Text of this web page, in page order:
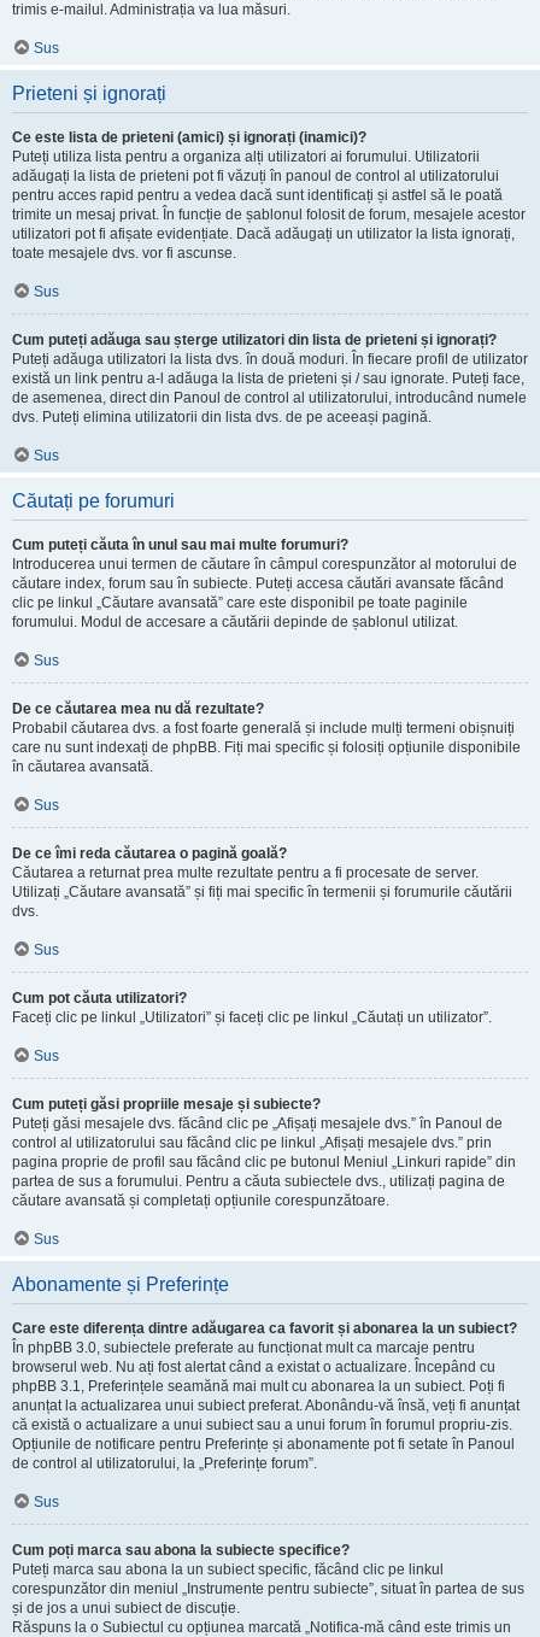
trimis e-mailul. Administrația va lua măsuri.
Sus
Prieteni și ignorați
Ce este lista de prieteni (amici) și ignorați (inamici)?
Puteți utiliza lista pentru a organiza alți utilizatori ai forumului. Utilizatorii
adăugați la lista de prieteni pot fi văzuți în panoul de control al utilizatorului
pentru acces rapid pentru a vedea dacă sunt identificați și astfel să le poată
trimite un mesaj privat. În funcție de șablonul folosit de forum, mesajele acestor
utilizatori pot fi afișate evidențiate. Dacă adăugați un utilizator la lista ignorați,
toate mesajele dvs. vor fi ascunse.
Sus
Cum puteți adăuga sau șterge utilizatori din lista de prieteni și ignorați?
Puteți adăuga utilizatori la lista dvs. în două moduri. În fiecare profil de utilizator
există un link pentru a-l adăuga la lista de prieteni și / sau ignorate. Puteți face,
de asemenea, direct din Panoul de control al utilizatorului, introducând numele
dvs. Puteți elimina utilizatorii din lista dvs. de pe aceeași pagină.
Sus
Căutați pe forumuri
Cum puteți căuta în unul sau mai multe forumuri?
Introducerea unui termen de căutare în câmpul corespunzător al motorului de
căutare index, forum sau în subiecte. Puteți accesa căutări avansate făcând
clic pe linkul „Căutare avansată” care este disponibil pe toate paginile
forumului. Modul de accesare a căutării depinde de șablonul utilizat.
Sus
De ce căutarea mea nu dă rezultate?
Probabil căutarea dvs. a fost foarte generală și include mulți termeni obișnuiți
care nu sunt indexați de phpBB. Fiți mai specific și folosiți opțiunile disponibile
în căutarea avansată.
Sus
De ce îmi reda căutarea o pagină goală?
Căutarea a returnat prea multe rezultate pentru a fi procesate de server.
Utilizați „Căutare avansată” și fiți mai specific în termenii și forumurile căutării
dvs.
Sus
Cum pot căuta utilizatori?
Faceți clic pe linkul „Utilizatori” și faceți clic pe linkul „Căutați un utilizator”.
Sus
Cum puteți găsi propriile mesaje și subiecte?
Puteți găsi mesajele dvs. făcând clic pe „Afișați mesajele dvs.” în Panoul de
control al utilizatorului sau făcând clic pe linkul „Afișați mesajele dvs.” prin
pagina proprie de profil sau făcând clic pe butonul Meniul „Linkuri rapide” din
partea de sus a forumului. Pentru a căuta subiectele dvs., utilizați pagina de
căutare avansată și completați opțiunile corespunzătoare.
Sus
Abonamente și Preferințe
Care este diferența dintre adăugarea ca favorit și abonarea la un subiect?
În phpBB 3.0, subiectele preferate au funcționat mult ca marcaje pentru
browserul web. Nu ați fost alertat când a existat o actualizare. Începând cu
phpBB 3.1, Preferințele seamănă mai mult cu abonarea la un subiect. Poți fi
anunțat la actualizarea unui subiect preferat. Abonându-vă însă, veți fi anunțat
că există o actualizare a unui subiect sau a unui forum în forumul propriu-zis.
Opțiunile de notificare pentru Preferințe și abonamente pot fi setate în Panoul
de control al utilizatorului, la „Preferințe forum”.
Sus
Cum poți marca sau abona la subiecte specifice?
Puteți marca sau abona la un subiect specific, făcând clic pe linkul
corespunzător din meniul „Instrumente pentru subiecte”, situat în partea de sus
și de jos a unui subiect de discuție.
Răspuns la o Subiectul cu opțiunea marcată „Notifica-mă când este trimis un